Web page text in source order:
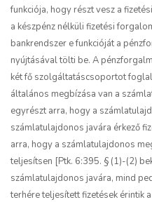
funkciója, hogy részt vesz a
a készpénz nélküli fizetési
bankrendszer e funkcióját a
nyújtásával tölti be. A
két fő szolgáltatáscsoportot
általános megbízása van a
egyrészt arra, hogy a
számlatulajdonos javára érkező
arra, hogy a számlatulajdonos
teljesítsen [Ptk. 6:395. § (1)-(2)
számlatulajdonos javára, mind
terhére teljesített fizetések érintik